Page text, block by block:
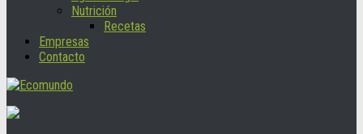
Nutrición
Recetas
Empresas
Contacto